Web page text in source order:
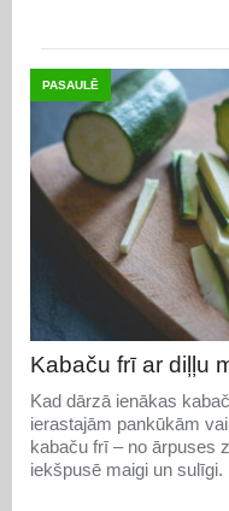
PASAULĒ
Kabaču frī ar diļļu
Kad dārzā ienākas
ierastajām pankūkām
kabaču frī – no ārpuses
iekšpusē maigi un sulīgi.